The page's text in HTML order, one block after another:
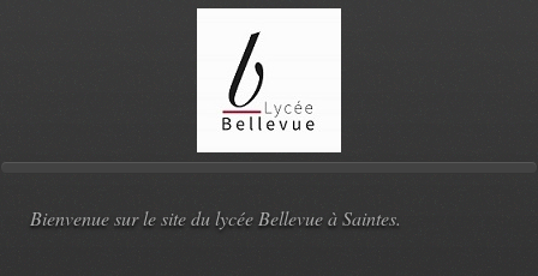
Bienvenue sur le site du lycée Bellevue à Saintes.